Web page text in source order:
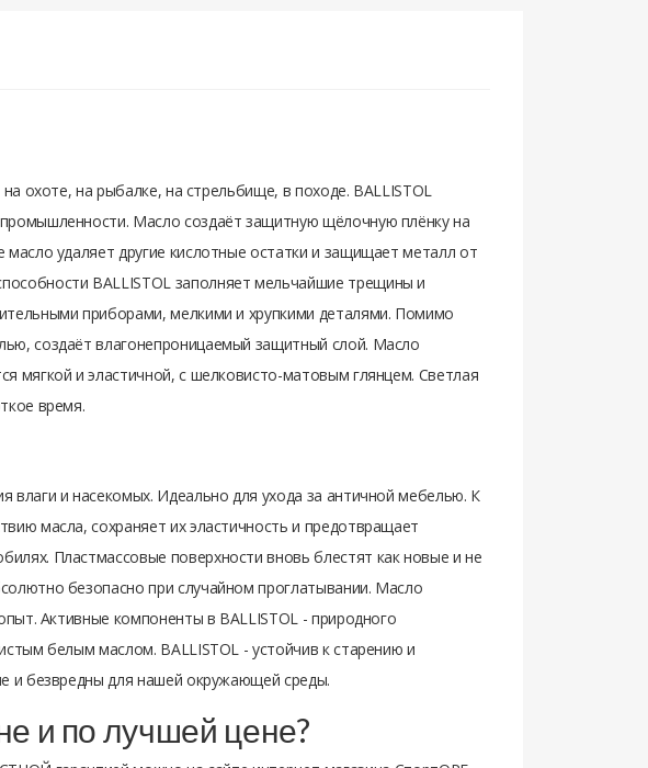
охоте, на рыбалке, на стрельбище, в походе. BALLISTOL
Масло создаёт защитную щёлочную плёнку на
удаляет другие кислотные остатки и защищает металл от
BALLISTOL заполняет мельчайшие трещины и
приборами, мелкими и хрупкими деталями. Помимо
создаёт влагонепроницаемый защитный слой. Масло
мягкой и эластичной, с шелковисто-матовым глянцем. Светлая
время.
влаги и насекомых. Идеально для ухода за античной мебелью. К
масла, сохраняет их эластичность и предотвращает
Пластмассовые поверхности вновь блестят как новые и не
безопасно при случайном проглатывании. Масло
Активные компоненты в BALLISTOL - природного
белым маслом. BALLISTOL - устойчив к старению и
и безвредны для нашей окружающей среды.
и по лучшей цене?